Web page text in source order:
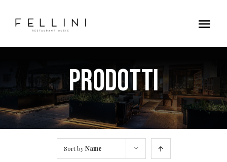
Prodotti
Sort byName